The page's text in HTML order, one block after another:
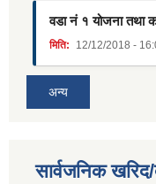
वडा नं १ योजना तथा
मिति: 12/12/2018 -
अन्य
सार्वजनिक